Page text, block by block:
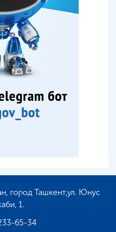
город Ташкент,ул. Юнус
1.
65-34